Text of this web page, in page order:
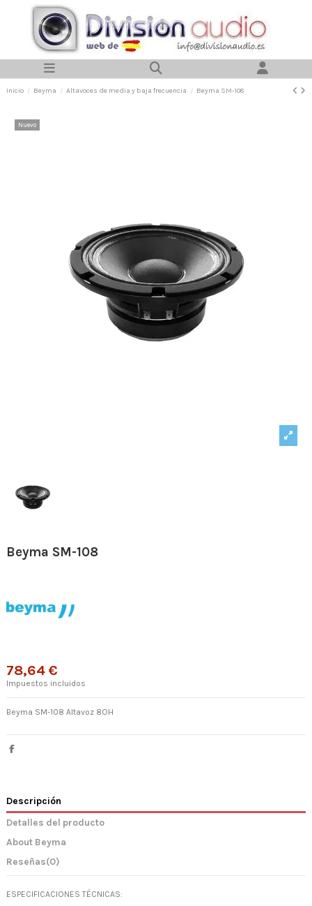
Inicio Beyma Altavoces de media y baja frecuencia Beyma SM-108
Nuevo
Beyma SM-108
78,64 €
Impuestos incluidos
Beyma SM-108 Altavoz 8OH
Descripción
Detalles del producto
About Beyma
Reseñas(0)
ESPECIFICACIONES TÉCNICAS: